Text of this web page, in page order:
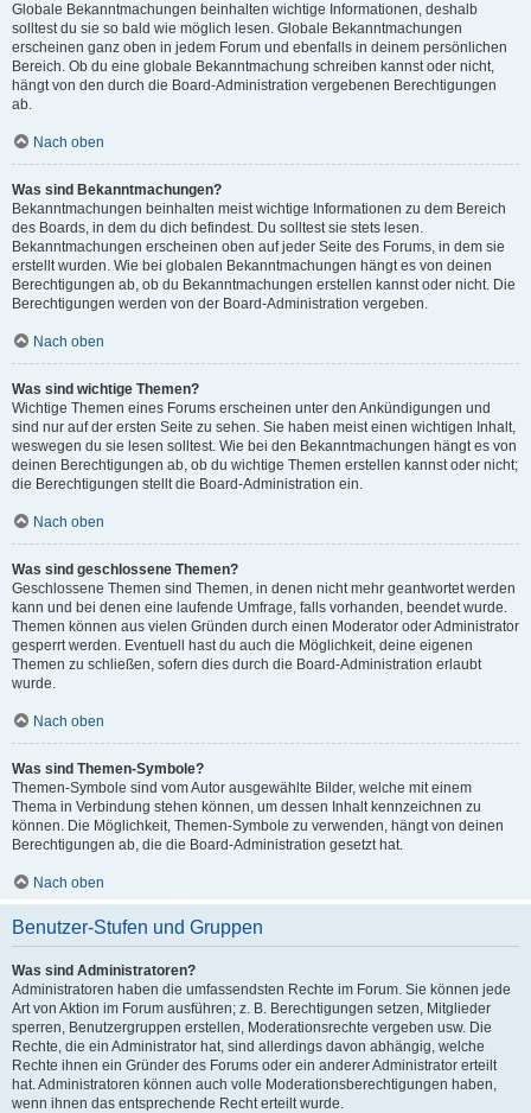
Globale Bekanntmachungen beinhalten wichtige Informationen, deshalb
solltest du sie so bald wie möglich lesen. Globale Bekanntmachungen
erscheinen ganz oben in jedem Forum und ebenfalls in deinem persönlichen
Bereich. Ob du eine globale Bekanntmachung schreiben kannst oder nicht,
hängt von den durch die Board-Administration vergebenen Berechtigungen
ab.
Nach oben
Was sind Bekanntmachungen?
Bekanntmachungen beinhalten meist wichtige Informationen zu dem Bereich
des Boards, in dem du dich befindest. Du solltest sie stets lesen.
Bekanntmachungen erscheinen oben auf jeder Seite des Forums, in dem sie
erstellt wurden. Wie bei globalen Bekanntmachungen hängt es von deinen
Berechtigungen ab, ob du Bekanntmachungen erstellen kannst oder nicht. Die
Berechtigungen werden von der Board-Administration vergeben.
Nach oben
Was sind wichtige Themen?
Wichtige Themen eines Forums erscheinen unter den Ankündigungen und
sind nur auf der ersten Seite zu sehen. Sie haben meist einen wichtigen Inhalt,
weswegen du sie lesen solltest. Wie bei den Bekanntmachungen hängt es von
deinen Berechtigungen ab, ob du wichtige Themen erstellen kannst oder nicht;
die Berechtigungen stellt die Board-Administration ein.
Nach oben
Was sind geschlossene Themen?
Geschlossene Themen sind Themen, in denen nicht mehr geantwortet werden
kann und bei denen eine laufende Umfrage, falls vorhanden, beendet wurde.
Themen können aus vielen Gründen durch einen Moderator oder Administrator
gesperrt werden. Eventuell hast du auch die Möglichkeit, deine eigenen
Themen zu schließen, sofern dies durch die Board-Administration erlaubt
wurde.
Nach oben
Was sind Themen-Symbole?
Themen-Symbole sind vom Autor ausgewählte Bilder, welche mit einem
Thema in Verbindung stehen können, um dessen Inhalt kennzeichnen zu
können. Die Möglichkeit, Themen-Symbole zu verwenden, hängt von deinen
Berechtigungen ab, die die Board-Administration gesetzt hat.
Nach oben
Benutzer-Stufen und Gruppen
Was sind Administratoren?
Administratoren haben die umfassendsten Rechte im Forum. Sie können jede
Art von Aktion im Forum ausführen; z. B. Berechtigungen setzen, Mitglieder
sperren, Benutzergruppen erstellen, Moderationsrechte vergeben usw. Die
Rechte, die ein Administrator hat, sind allerdings davon abhängig, welche
Rechte ihnen ein Gründer des Forums oder ein anderer Administrator erteilt
hat. Administratoren können auch volle Moderationsberechtigungen haben,
wenn ihnen das entsprechende Recht erteilt wurde.